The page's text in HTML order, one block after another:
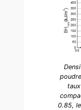
0.85,